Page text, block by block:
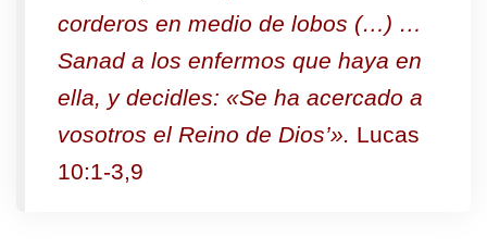
corderos en medio de lobos (…) …
Sanad a los enfermos que haya en
ella, y decidles: «Se ha acercado a
vosotros el Reino de Dios’». Lucas
10:1-3,9